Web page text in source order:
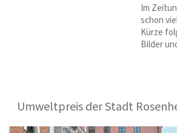
Im
schon
Kürze
Bilder
Umweltpreis der Stadt